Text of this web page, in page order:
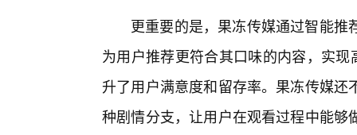
更重要的是，果冻传媒通过智能
为用户推荐更符合其口味的内容，实
升了用户满意度和留存率。果冻传媒
种剧情分支，让用户在观看过程中能